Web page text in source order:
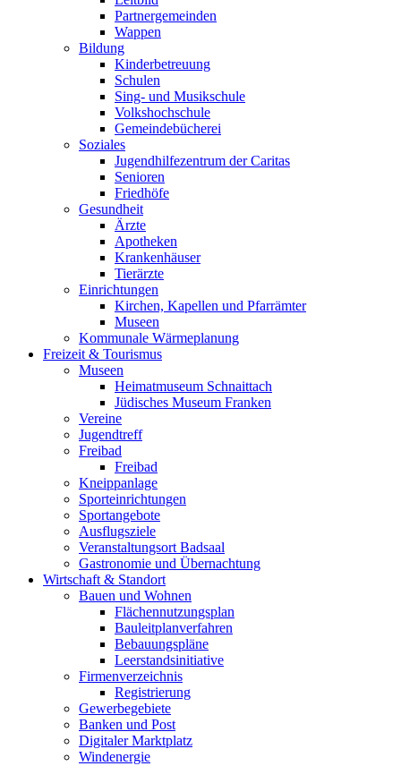
Partnergemeinden
Wappen
Bildung
Kinderbetreuung
Schulen
Sing- und Musikschule
Volkshochschule
Gemeindebücherei
Soziales
Jugendhilfezentrum der Caritas
Senioren
Friedhöfe
Gesundheit
Ärzte
Apotheken
Krankenhäuser
Tierärzte
Einrichtungen
Kirchen, Kapellen und Pfarrämter
Museen
Kommunale Wärmeplanung
Freizeit & Tourismus
Museen
Heimatmuseum Schnaittach
Jüdisches Museum Franken
Vereine
Jugendtreff
Freibad
Freibad
Kneippanlage
Sporteinrichtungen
Sportangebote
Ausflugsziele
Veranstaltungsort Badsaal
Gastronomie und Übernachtung
Wirtschaft & Standort
Bauen und Wohnen
Flächennutzungsplan
Bauleitplanverfahren
Bebauungspläne
Leerstandsinitiative
Firmenverzeichnis
Registrierung
Gewerbegebiete
Banken und Post
Digitaler Marktplatz
Windenergie